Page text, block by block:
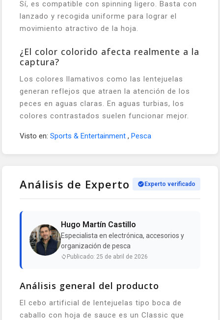
Sí, es compatible con spinning ligero. Basta con
lanzado y recogida uniforme para lograr el
movimiento atractivo de la hoja.
¿El color colorido afecta realmente a la
captura?
Los colores llamativos como las lentejuelas
generan reflejos que atraen la atención de los
peces en aguas claras. En aguas turbias, los
colores contrastados suelen funcionar mejor.
Visto en: Sports & Entertainment , Pesca
Análisis de Experto Experto verificado
Hugo Martín Castillo
Especialista en electrónica, accesorios y
organización de pesca
Publicado: 25 de abril de 2026
Análisis general del producto
El cebo artificial de lentejuelas tipo boca de
caballo con hoja de sauce es un Classic que